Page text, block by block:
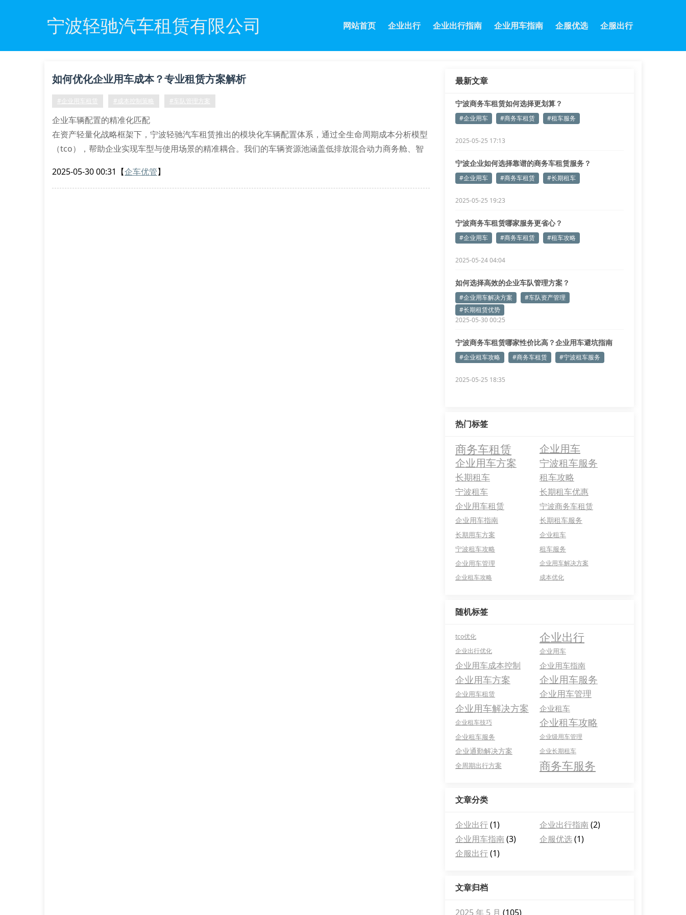
宁波轻驰汽车租赁有限公司 网站首页 企业出行 企业出行指南 企业用车指南 企服优选 企服出行
如何优化企业用车成本？专业租赁方案解析
#企业用车租赁 #成本控制策略 #车队管理方案
企业车辆配置的精准化匹配
在资产轻量化战略框架下，宁波轻驰汽车租赁推出的模块化车辆配置体系，通过全生命周期成本分析模型
（tco），帮助企业实现车型与使用场景的精准耦合。我们的车辆资源池涵盖低排放混合动力商务舱、智
针对制造业客户特有的多点位通勤需求，我们开发了弹性配额管理系统。该系统可实时监控各厂区用车频
次，通过算法自动调整车辆配给量，避免资源空置损耗。某
2025-05-30 00:31 【企车优管】
最新文章
宁波商务车租赁如何选择更划算？
#企业用车 #商务车租赁 #租车服务
2025-05-25 17:13
宁波企业如何选择靠谱的商务车租赁服务？
#企业用车 #商务车租赁 #长期租车
2025-05-25 19:23
宁波商务车租赁哪家服务更省心？
#企业用车 #商务车租赁 #租车攻略
2025-05-24 04:04
如何选择高效的企业车队管理方案？
#企业用车解决方案
#车队资产管理
#长期租赁优势
2025-05-30 00:25
宁波商务车租赁哪家性价比高？企业用车避坑指南
#企业租车攻略 #商务车租赁 #宁波租车服务
2025-05-25 18:35
热门标签
商务车租赁
企业用车
企业用车方案
宁波租车服务
长期租车 租车攻略
宁波租车
长期租车优惠
企业用车租赁
宁波商务车租赁
企业用车指南 长期租车服务
长期用车方案
企业租车
宁波租车攻略
租车服务
企业用车管理
企业用车解决方案
企业租车攻略
成本优化
随机标签
tco优化 企业出行
企业出行优化 企业用车
企业用车成本控制 企业用车指南
企业用车方案 企业用车服务
企业用车租赁 企业用车管理
企业用车解决方案 企业租车
企业租车技巧 企业租车攻略
企业租车服务 企业级用车管理
企业通勤解决方案 企业长期租车
全周期出行方案 商务车服务
文章分类
企业出行(1) 企业出行指南(2)
企业用车指南(3) 企服优选(1)
企服出行(1)
文章归档
2025 年 5 月 (105)